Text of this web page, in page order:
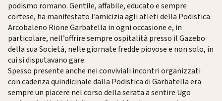
podismo romano. Gentile, affabile, educato e sempre
cortese, ha manifestato l’amicizia agli atleti della Podistica
Arcobaleno Rione Garbatella in ogni occasione e, in
particolare, nell’offrire sempre ospitalità presso il Gazebo
della sua Società, nelle giornate fredde piovose e non solo, in
cui si disputavano gare.
Spesso presente anche nei conviviali incontri organizzati
con cadenza quindicinale dalla Podistica di Garbatella era
sempre un piacere nel corso della serata a sentire Ugo